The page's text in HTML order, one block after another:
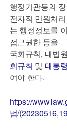
행정기관등의
전자적 민원처
는 행정정보를
접근권한 등을
국회규칙, 대법
회규칙 및 대통
여야 한다.
https://
법/